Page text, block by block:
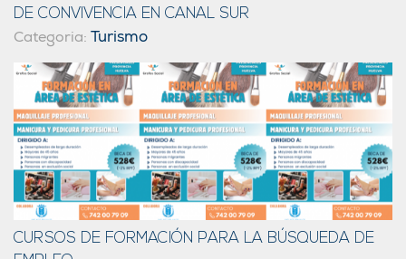
DE CONVIVENCIA EN CANAL SUR
Categoria: Turismo
CURSOS DE FORMACIÓN PARA LA BÚSQUEDA DE